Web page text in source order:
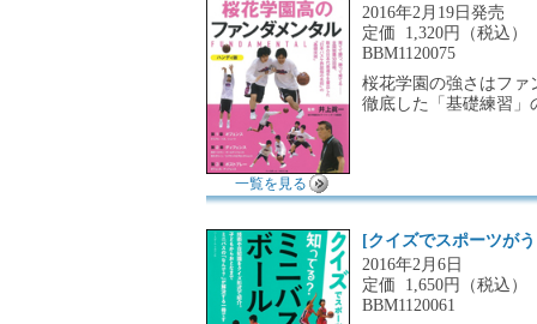
2016年2月19日発売
定価 1,320円（税込）
BBM1120075
桜花学園の強さはフ
徹底した「基礎練習」
一覧を見る
[クイズでスポーツが
2016年2月6日
定価 1,650円（税込）
BBM1120061